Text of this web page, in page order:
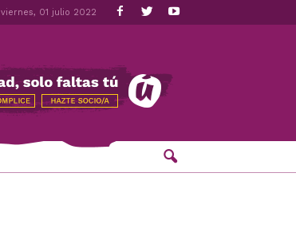
viernes, 01 julio 2022